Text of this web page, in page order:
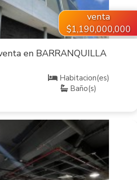
venta
$1,190,000,000
en BARRANQUILLA
Habitacion(es)
Baño(s)